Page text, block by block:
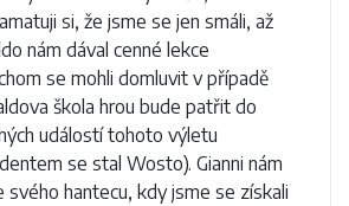
si, že jsme se jen smáli, až
nám dával cenné lekce
se mohli domluvit v případě
škola hrou bude patřit do
událostí tohoto výletu
se stal Wosto). Gianni nám
svého hantecu, kdy jsme se získali